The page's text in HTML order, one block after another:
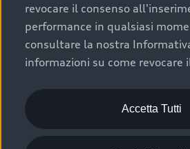
Acquistare un’auto usata in una
Audi che offre l’usato garantito
Scelta :plus, significa affidarsi ad
sottoposto a 110 controlli
garanzia fino a 4 anni per una
acquisto.
revocare il consenso
performance in qualsiasi
consultare la nostra
informazioni su come revocare
Accetta Tutti